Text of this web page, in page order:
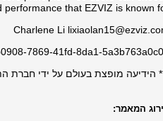
that EZVIZ is known
Charlene Li
7869-41fd-8da1-
הידיעה מופצת בעולם על ידי חברת
המאמר: